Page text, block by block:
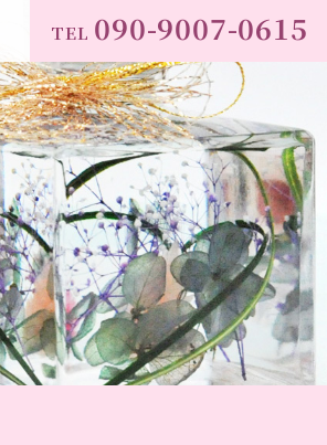
TEL 090-9007-0615